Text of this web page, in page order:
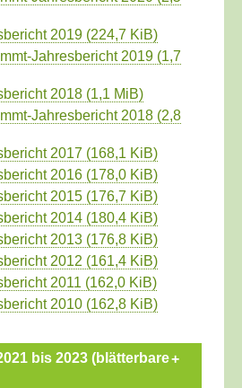
2019 (224,7 KiB)
Jahresbericht 2019 (1,7
2018 (1,1 MiB)
Jahresbericht 2018 (2,8
2017 (168,1 KiB)
2016 (178,0 KiB)
2015 (176,7 KiB)
2014 (180,4 KiB)
2013 (176,8 KiB)
2012 (161,4 KiB)
2011 (162,0 KiB)
2010 (162,8 KiB)
bis 2023 (blätterbare